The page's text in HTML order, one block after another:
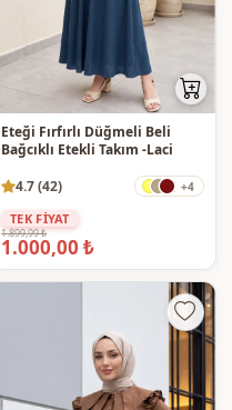
Eteği Fırfırlı Düğmeli Beli
Bağcıklı Etekli Takım -Laci
4.7 (42)
+4
TEK FİYAT
1.899,99 ₺
1.000,00 ₺